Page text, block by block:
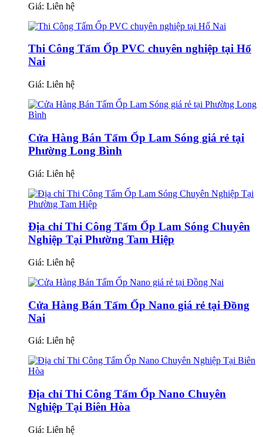
Giá: Liên hệ
Thi Công Tấm Ốp PVC chuyên nghiệp tại Hố
Nai
Giá: Liên hệ
Cửa Hàng Bán Tấm Ốp Lam Sóng giá rẻ tại
Phường Long Bình
Giá: Liên hệ
Địa chỉ Thi Công Tấm Ốp Lam Sóng Chuyên
Nghiệp Tại Phường Tam Hiệp
Giá: Liên hệ
Cửa Hàng Bán Tấm Ốp Nano giá rẻ tại Đồng
Nai
Giá: Liên hệ
Địa chỉ Thi Công Tấm Ốp Nano Chuyên
Nghiệp Tại Biên Hòa
Giá: Liên hệ